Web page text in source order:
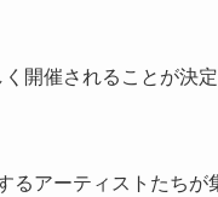
開催されることが決
るアーティストたち